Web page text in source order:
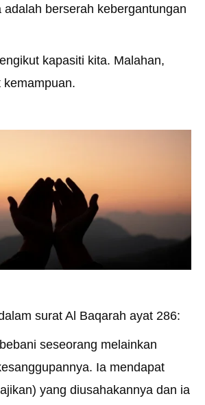
adalah berserah kebergantungan
kapasiti kita. Malahan,
surat Al Baqarah ayat 286:
seseorang melainkan
Ia mendapat
yang diusahakannya dan ia